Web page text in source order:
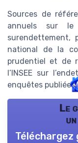
Sources de
annuels sur
surendettement,
national de la
prudentiel et de
l’INSEE sur
enquêtes
Le